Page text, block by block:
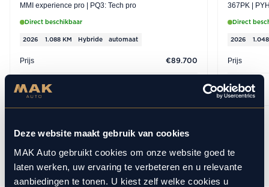
Deze website maakt gebruik van cookies
MAK Auto gebruikt cookies om onze website goed te
laten werken, uw ervaring te verbeteren en u relevante
aanbiedingen te tonen. U kiest zelf welke cookies u
MMI experience pro | PQ3: Tech pro
Direct beschikbaar
2026 1.088 KM Hybride automaat
Prijs €89.700
Direct
2026
Prijs
1/ 12